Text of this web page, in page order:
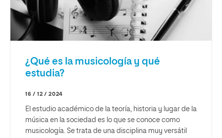
¿Qué es la musicología y qué
estudia?
16 / 12 / 2024
El estudio académico de la teoría, historia y lugar de la
música en la sociedad es lo que se conoce como
musicología. Se trata de una disciplina muy versátil